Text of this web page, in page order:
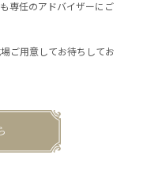
専任のアドバイザーにご
ご用意してお待ちしてお